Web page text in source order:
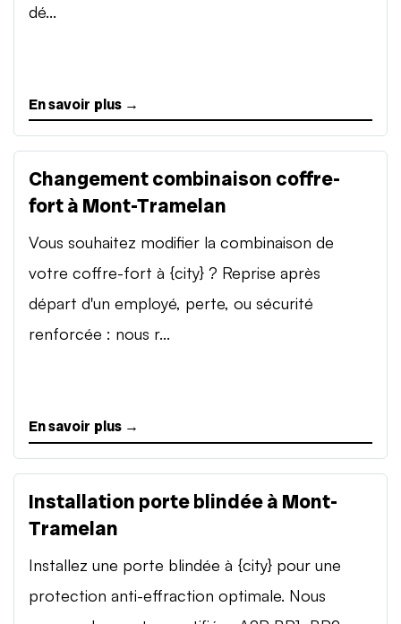
dé...
En savoir plus →
Changement combinaison coffre-
fort à Mont-Tramelan
Vous souhaitez modifier la combinaison de
votre coffre-fort à {city} ? Reprise après
départ d'un employé, perte, ou sécurité
renforcée : nous r...
En savoir plus →
Installation porte blindée à Mont-
Tramelan
Installez une porte blindée à {city} pour une
protection anti-effraction optimale. Nous